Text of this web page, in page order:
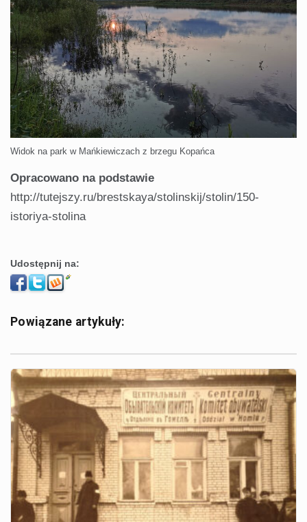
Widok na park w Mańkiewiczach z brzegu Kopańca
Opracowano na podstawie
http://tutejszy.ru/brestskaya/stolinskij/stolin/150-
istoriya-stolina
Udostępnij na:
Powiązane artykuły: